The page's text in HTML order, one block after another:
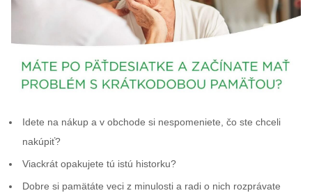
Idete na nákup a v obchode si nespomeniete, čo ste chceli
nakúpiť?
Viackrát opakujete tú istú historku?
Dobre si pamätáte veci z minulosti a radi o nich rozprávate